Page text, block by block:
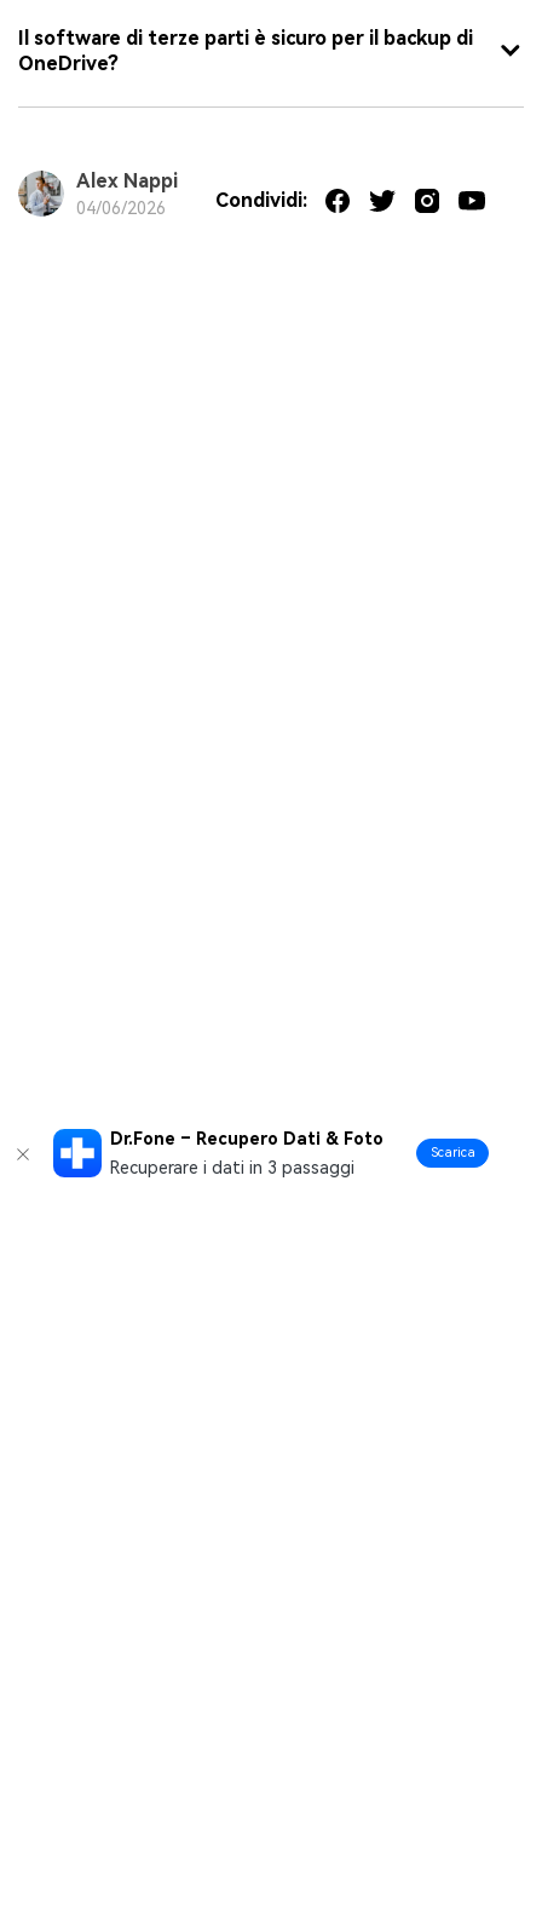
Il software di terze parti è sicuro per il backup di
OneDrive?
Alex Nappi
04/06/2026 Condividi:
Dr.Fone – Recupero Dati & Foto
Recuperare i dati in 3 passaggi
Scarica